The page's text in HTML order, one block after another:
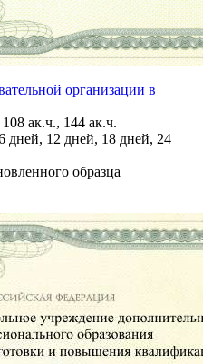
организации в
ак.ч., 144 ак.ч.
дней, 12 дней, 18 дней, 24
образца